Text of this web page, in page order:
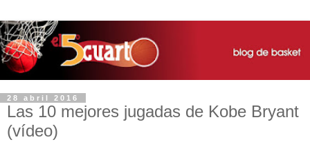
28 abril 2016
Las 10 mejores jugadas de Kobe Bryant
(vídeo)